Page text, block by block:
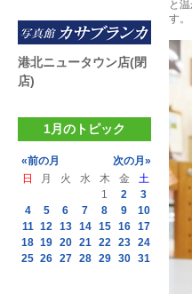
と
す。
港北ニュータウン店(閉
店)
1月のトピック
«前の月
次の月»
日
月 火 水 木 金
土
1
2
3
4
5 6 7 8 9
10
11 12 13 14 15 16 17
18 19 20 21 22 23 24
25 26 27 28 29 30 31